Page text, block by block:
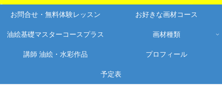
お問合せ・無料体験レッスン お好きな画材コース
油絵基礎マスターコースプラス 画材種類
講師 油絵・水彩作品 プロフィール
予定表